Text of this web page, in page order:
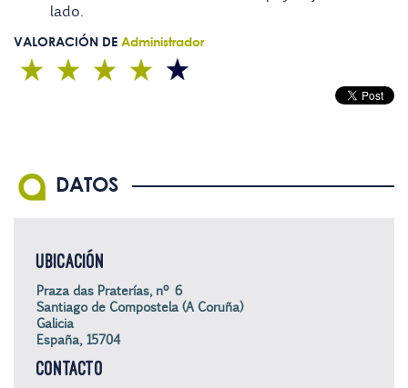
lado.
VALORACIÓN DE Administrador
DATOS
UBICACIÓN
Praza das Praterías, nº 6
Santiago de Compostela (A Coruña)
Galicia
España, 15704
CONTACTO